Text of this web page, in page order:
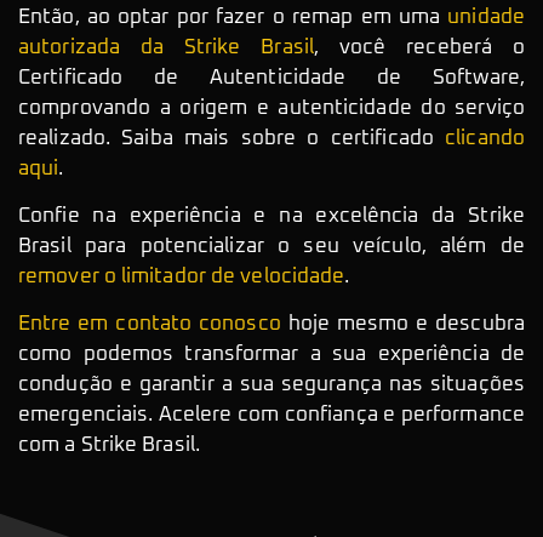
Então, ao optar por fazer o remap em uma unidade
autorizada da Strike Brasil, você receberá o
Certificado de Autenticidade de Software,
comprovando a origem e autenticidade do serviço
realizado. Saiba mais sobre o certificado clicando
aqui.
Confie na experiência e na excelência da Strike
Brasil para potencializar o seu veículo, além de
remover o limitador de velocidade.
Entre em contato conosco hoje mesmo e descubra
como podemos transformar a sua experiência de
condução e garantir a sua segurança nas situações
emergenciais. Acelere com confiança e performance
com a Strike Brasil.